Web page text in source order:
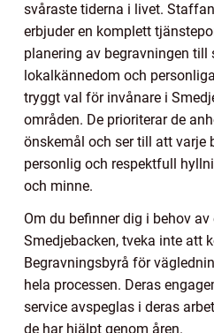
svåraste tiderna i livet.
erbjuder en komplett
planering av begravningen till
lokalkännedom och
tryggt val för invånare i
områden. De prioriterar de
önskemål och ser till att varje
personlig och respektfull
och minne.
Om du befinner dig i behov
Smedjebacken, tveka inte att
Begravningsbyrå för
hela processen. Deras
service avspeglas i deras
de har hjälpt genom åren.